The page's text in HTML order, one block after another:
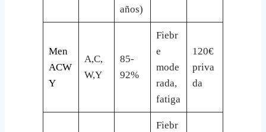
años)
Men
ACW
Y
A,C,
W,Y
85-
92%
Fiebr
e
mode
rada,
fatiga
120€
priva
da
Fiebr